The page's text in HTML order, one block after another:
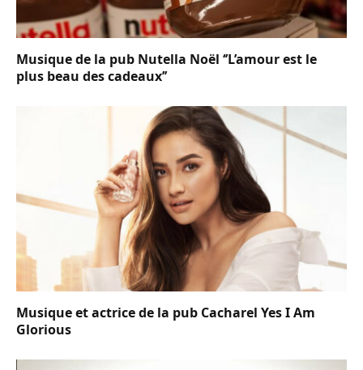
Musique de la pub Nutella Noël ‘’L’amour est le
plus beau des cadeaux’’
Musique et actrice de la pub Cacharel Yes I Am
Glorious